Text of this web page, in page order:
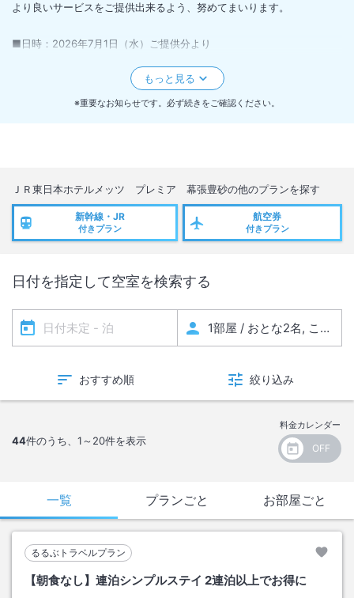
より良いサービスをご提供出来るよう、努めてまいります。
■日時：2026年7月1日（水）ご提供分より
■改定後料金：2,000円（税込)
※重要なお知らせです。必ず続きをご確認ください。
ＪＲ東日本ホテルメッツ プレミア 幕張豊砂の他のプランを探す
新幹線・JR
付きプラン
航空券
付きプラン
日付を指定して空室を検索する
おすすめ順 絞り込み
44件のうち、 1～20件を表示
料金カレンダー
一覧 プランごと お部屋ごと
るるぶトラベルプラン
【朝食なし】連泊シンプルステイ 2連泊以上でお得に